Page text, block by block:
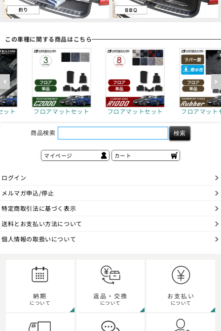
この車種に関する商品はこちら
セット フロアマットセット フロアマットセット トラン
商品検索
マイページ カート
ログイン
メルマガ申込/停止
特定商取引法に基づく表示
送料とお支払い方法について
個人情報の取扱いについて
納期
について
返品・交換
について
お支払い
について